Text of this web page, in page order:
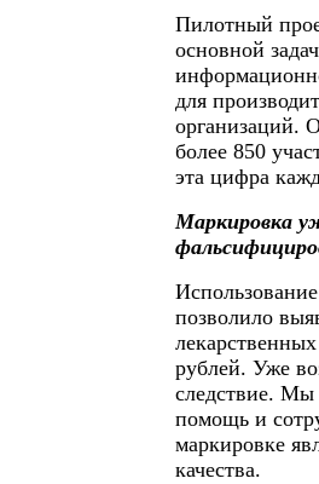
Пилотный
основной
для
организаций.
более 850
эта цифра
Маркировка
позволило
рублей. Уже
следствие. Мы
помощь и
маркировке
качества.